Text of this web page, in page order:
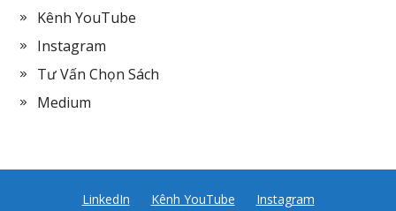
Kênh YouTube
Instagram
Tư Vấn Chọn Sách
Medium
LinkedIn Kênh YouTube Instagram